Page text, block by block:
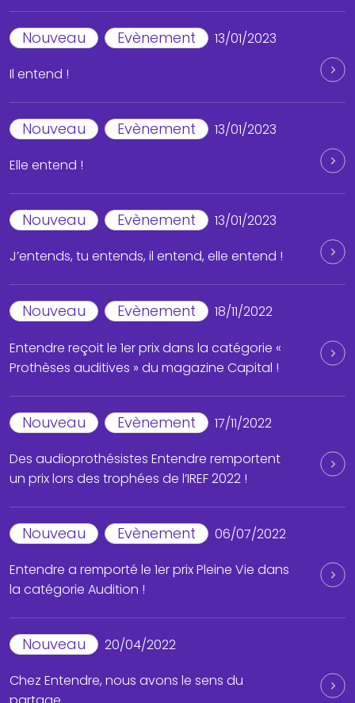
Nouveau Evènement
13/01/2023
Il entend !
Nouveau Evènement
13/01/2023
Elle entend !
Nouveau Evènement
13/01/2023
J’entends, tu entends, il entend, elle entend !
Nouveau Evènement
18/11/2022
Entendre reçoit le 1er prix dans la catégorie «
Prothèses auditives » du magazine Capital !
Nouveau Evènement
17/11/2022
Des audioprothésistes Entendre remportent
un prix lors des trophées de l’IREF 2022 !
Nouveau Evènement
06/07/2022
Entendre a remporté le 1er prix Pleine Vie dans
la catégorie Audition !
Nouveau
20/04/2022
Chez Entendre, nous avons le sens du